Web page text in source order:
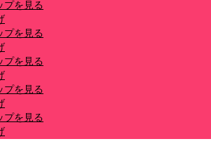
プを見る
プを見る
プを見る
プを見る
プを見る